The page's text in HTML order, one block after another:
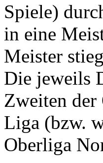
Spiele)
in eine
Meister
Die jeweils
Zweiten
Liga (bzw.
Oberliga